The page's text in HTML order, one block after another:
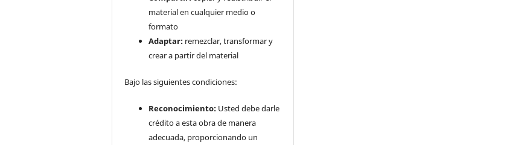
material en cualquier medio o
formato
Adaptar: remezclar, transformar y
crear a partir del material
Bajo las siguientes condiciones:
Reconocimiento: Usted debe darle
crédito a esta obra de manera
adecuada, proporcionando un